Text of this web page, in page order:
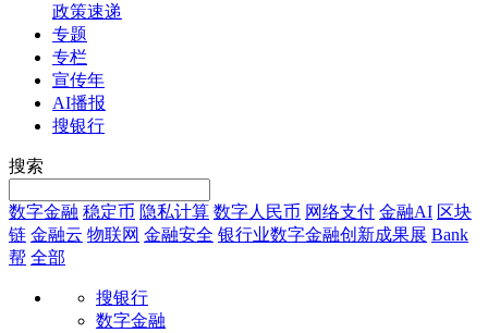
政策速递
专题
专栏
宣传年
AI播报
搜银行
搜索
数字金融 稳定币 隐私计算 数字人民币 网络支付 金融AI 区块
链 金融云 物联网 金融安全 银行业数字金融创新成果展 Bank
帮 全部
搜银行
数字金融